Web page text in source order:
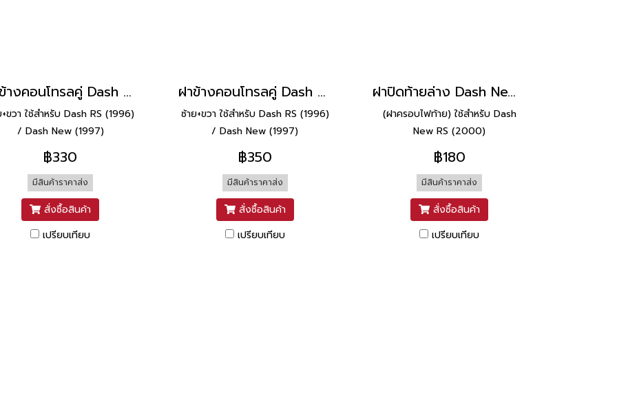
ฝาข้างคอนโทรลคู่ Dash RS ยี่ห้อ Manoo [H31 ดำ]
ขวา ใช้สำหรับ Dash RS (1996)
/ Dash New (1997)
฿330
มีสินค้าราคาส่ง
สั่งซื้อสินค้า
เปรียบเทียบ
ฝาข้างคอนโทรลคู่ Dash RS ยี่ห้อ Manoo [H34 น้ำเงิน]
ซ้าย+ขวา ใช้สำหรับ Dash RS (1996)
/ Dash New (1997)
฿350
มีสินค้าราคาส่ง
สั่งซื้อสินค้า
เปรียบเทียบ
ฝาปิดท้ายล่าง Dash New RS ยี่ห้อ Manoo [H31 ดำ]
(ฝาครอบไฟท้าย) ใช้สำหรับ Dash
New RS (2000)
฿180
มีสินค้าราคาส่ง
สั่งซื้อสินค้า
เปรียบเทียบ